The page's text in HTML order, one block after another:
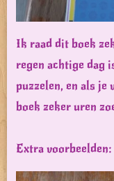
Ik raad dit boek
regen achtige dag
puzzelen, en als je
boek zeker uren
Extra voorbeelden: